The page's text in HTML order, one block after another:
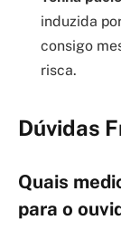
induzida
consigo
risca.
Dúvidas
Quais
para o